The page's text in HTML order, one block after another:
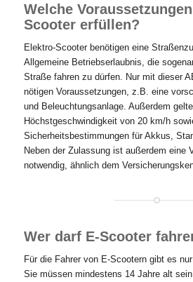
Welche
Scooter erfüllen?
Elektro-Scooter benötigen eine
Allgemeine Betriebserlaubnis, die
Straße fahren zu dürfen. Nur mit dieser
nötigen Voraussetzungen, z.B. eine
und Beleuchtungsanlage. Außerdem
Höchstgeschwindigkeit von 20 km/h
Sicherheitsbestimmungen für Akkus,
Neben der Zulassung ist außerdem eine
notwendig, ähnlich dem
Wer darf E-Scooter
Für die Fahrer von E-Scootern gibt es
Sie müssen mindestens 14 Jahre alt